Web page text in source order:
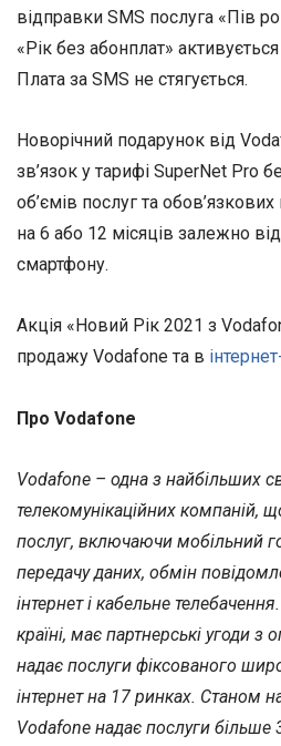
відправки SMS послуга «Пів
«Рік без абонплат»
Плата за SMS не стягується.
Новорічний подарунок від
зв’язок у тарифі SuperNet Pro
об’ємів послуг та
на 6 або 12 місяців залежно
смартфону.
Акція «Новий Рік 2021 з
продажу Vodafone та в
Про Vodafone
Vodafone – одна з найбільших
телекомунікаційних компаній,
послуг, включаючи мобільний
передачу даних, обмін
інтернет і кабельне
країні, має партнерські угоди з
надає послуги фіксованого
інтернет на 17 ринках. Станом
Vodafone надає послуги більше